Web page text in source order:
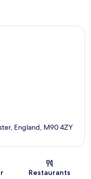
England, M90 4ZY
Restaurants